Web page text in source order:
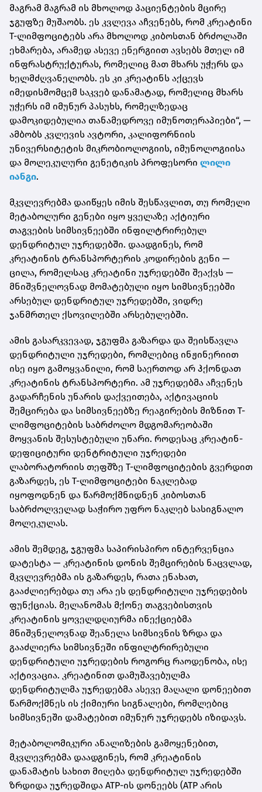
მაგრამ მაგრამ ის მხოლოდ პაციენტების მცირე
ჯგუფზე მუშაობს. ეს კვლევა აჩვენებს, რომ კრეატინი
T-ლიმფოციტებს არა მხოლოდ კიბოსთან ბრძოლაში
ეხმარება, არამედ ასევე ენერგიით ავსებს მთელ იმ
ინფრასტრუქტურას, რომელიც მათ მხარს უჭერს და
ხელმძღვანელობს. ეს კი კრეატინს აქცევს
იმედისმომცემ საკვებ დანამატად, რომელიც მხარს
უჭერს იმ იმუნურ პასუხს, რომელზედაც
დამოკიდებულია თანამედროვე იმუნოთერაპიები“, —
ამბობს კვლევის ავტორი, კალიფორნიის
უნივერსიტეტის მიკრობიოლოგიის, იმუნოლოგიისა
და მოლეკულური გენეტიკის პროფესორი ლილი
იანგი.
მკვლევრებმა დაიწყეს იმის შესწავლით, თუ რომელი
მეტაბოლური გენები იყო ყველაზე აქტიური
თაგვების სიმსივნეებში ინფილტრირებულ
დენდრიტულ უჯრედებში. დაადგინეს, რომ
კრეატინის ტრანსპორტერის კოდირების გენი —
ცილა, რომელსაც კრეატინი უჯრედებში შეაქვს —
მნიშვნელოვნად მომატებული იყო სიმსივნეებში
არსებულ დენდრიტულ უჯრედებში, ვიდრე
ჯანმრთელ ქსოვილებში არსებულებში.
ამის გასარკვევად, ჯგუფმა გაზარდა და შეისწავლა
დენდრიტული უჯრედები, რომლებიც ინჟინერიით
ისე იყო გამოყვანილი, რომ საერთოდ არ ჰქონდათ
კრეატინის ტრანსპორტერი. ამ უჯრედებმა აჩვენეს
გადარჩენის უნარის დაქვეითება, აქტივაციის
შემცირება და სიმსივნეებზე რეაგირების მიზნით T-
ლიმფოციტების საბრძოლო მდგომარეობაში
მოყვანის შესუსტებული უნარი. როდესაც კრეატინ-
დეფიციტური დენტრიტული უჯრედები
ლაბორატორიის თეფშზე T-ლიმფოციტების გვერდით
გაზარდეს, ეს T-ლიმფოციტები ნაკლებად
იყოფოდნენ და წარმოქმნიდნენ კიბოსთან
საბრძოლველად საჭირო უფრო ნაკლებ სასიგნალო
მოლეკულას.
ამის შემდეგ, ჯგუფმა საპირისპირო ინტერვენცია
დატესტა — კრეატინის დონის შემცირების ნაცვლად,
მკვლევრებმა ის გაზარდეს, რათა ენახათ,
გააძლიერებდა თუ არა ეს დენდრიტული უჯრედების
ფუნქციას. მელანომას მქონე თაგვებისთვის
კრეატინის ყოველდღიურმა ინექციებმა
მნიშვნელოვნად შეანელა სიმსივნის ზრდა და
გააძლიერა სიმსივნეში ინფილტრირებული
დენდრიტული უჯრედების როგორც რაოდენობა, ისე
აქტივაცია. კრეატინით დამუშავებულმა
დენდრიტულმა უჯრედებმა ასევე მაღალი დონეებით
წარმოქმნეს ის ქიმიური სიგნალები, რომლებიც
სიმსივნეში დამატებით იმუნურ უჯრედებს იზიდავს.
მეტაბოლომიკური ანალიზების გამოყენებით,
მკვლევრებმა დაადგინეს, რომ კრეატინის
დანამატის სახით მიღება დენდრიტულ უჯრედებში
ზრდიდა უჯრედშიდა ATP-ის დონეებს (ATP არის